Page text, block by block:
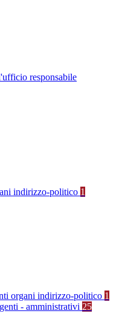
responsabile
indirizzo-politico 1
organi indirizzo-politico 1
- amministrativi 25